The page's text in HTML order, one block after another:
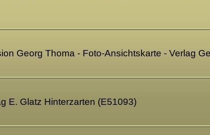
Georg Thoma - Foto-Ansichtskarte - Verlag
E. Glatz Hinterzarten (E51093)